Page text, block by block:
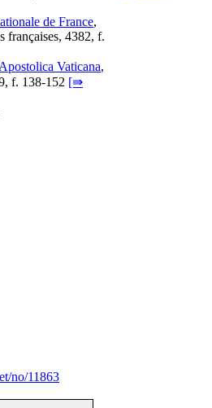
de France,
françaises, 4382, f.
Vaticana,
f. 138-152 [⇛
no/11863